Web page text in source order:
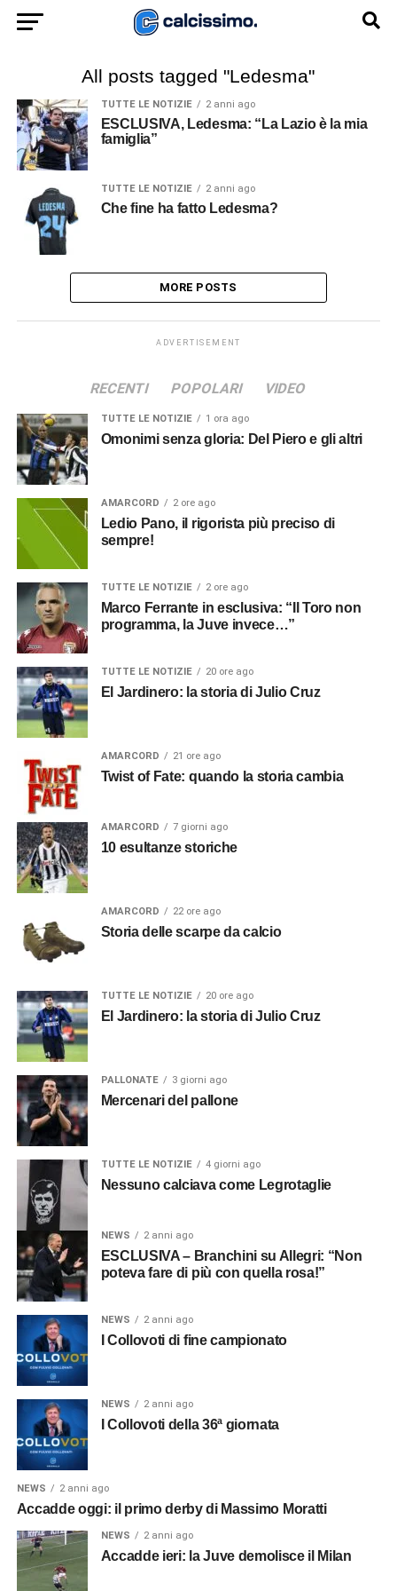
All posts tagged "Ledesma"
TUTTE LE NOTIZIE 2 anni ago
ESCLUSIVA, Ledesma: “La Lazio è la mia
famiglia”
TUTTE LE NOTIZIE 2 anni ago
Che fine ha fatto Ledesma?
MORE POSTS
ADVERTISEMENT
RECENTI POPOLARI VIDEO
TUTTE LE NOTIZIE 1 ora ago
Omonimi senza gloria: Del Piero e gli altri
AMARCORD 2 ore ago
Ledio Pano, il rigorista più preciso di
sempre!
TUTTE LE NOTIZIE 2 ore ago
Marco Ferrante in esclusiva: “Il Toro non
programma, la Juve invece…”
TUTTE LE NOTIZIE 20 ore ago
El Jardinero: la storia di Julio Cruz
AMARCORD 21 ore ago
Twist of Fate: quando la storia cambia
AMARCORD 7 giorni ago
10 esultanze storiche
AMARCORD 22 ore ago
Storia delle scarpe da calcio
TUTTE LE NOTIZIE 20 ore ago
El Jardinero: la storia di Julio Cruz
PALLONATE 3 giorni ago
Mercenari del pallone
TUTTE LE NOTIZIE 4 giorni ago
Nessuno calciava come Legrotaglie
NEWS 2 anni ago
ESCLUSIVA – Branchini su Allegri: “Non
poteva fare di più con quella rosa!”
NEWS 2 anni ago
I Collovoti di fine campionato
NEWS 2 anni ago
I Collovoti della 36ª giornata
NEWS 2 anni ago
Accadde oggi: il primo derby di Massimo Moratti
NEWS 2 anni ago
Accadde ieri: la Juve demolisce il Milan